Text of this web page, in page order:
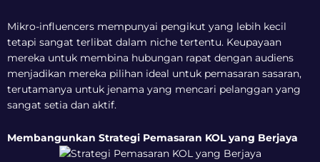
Mikro-influencers mempunyai pengikut yang lebih kecil
tetapi sangat terlibat dalam niche tertentu. Keupayaan
mereka untuk membina hubungan rapat dengan audiens
menjadikan mereka pilihan ideal untuk pemasaran sasaran,
terutamanya untuk jenama yang mencari pelanggan yang
sangat setia dan aktif.
Membangunkan Strategi Pemasaran KOL yang Berjaya